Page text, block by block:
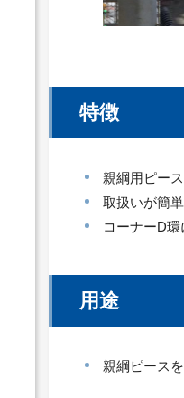
特徴
親綱用ピー
取扱いが簡
コーナーD
用途
親綱ピース